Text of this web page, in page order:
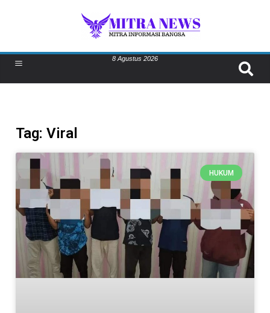
8 Agustus 2026
Tag: Viral
HUKUM